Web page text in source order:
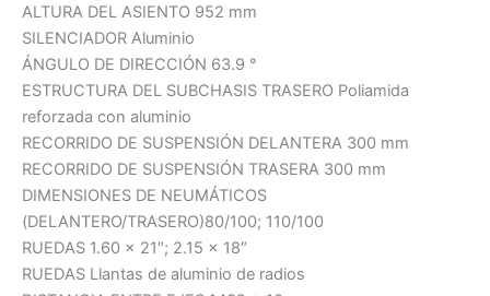
ALTURA DEL ASIENTO 952 mm
SILENCIADOR Aluminio
ÁNGULO DE DIRECCIÓN 63.9 °
ESTRUCTURA DEL SUBCHASIS TRASERO Poliamida
reforzada con aluminio
RECORRIDO DE SUSPENSIÓN DELANTERA 300 mm
RECORRIDO DE SUSPENSIÓN TRASERA 300 mm
DIMENSIONES DE NEUMÁTICOS
(DELANTERO/TRASERO)80/100; 110/100
RUEDAS 1.60 x 21″; 2.15 x 18″
RUEDAS Llantas de aluminio de radios